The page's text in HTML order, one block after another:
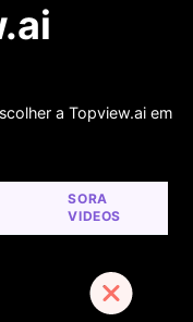
a Topview.ai em
SORA
VIDEOS